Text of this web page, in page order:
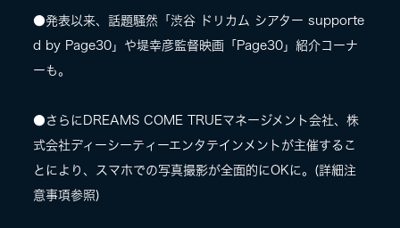
●発表以来、話題騒然「渋⾕ ドリカム シアター supporte
d by Page30」や堤幸彦監督映画「Page30」紹介コーナ
ーも。
●さらにDREAMS COME TRUEマネージメント会社、株
式会社ディーシーティーエンタテインメントが主催するこ
とにより、スマホでの写真撮影が全面的にOKに。(詳細注
意事項参照)